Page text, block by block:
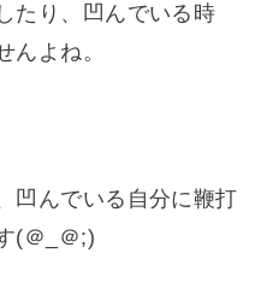
たり、凹んでいる時
んよね。
凹んでいる自分に鞭打
(＠_＠;)